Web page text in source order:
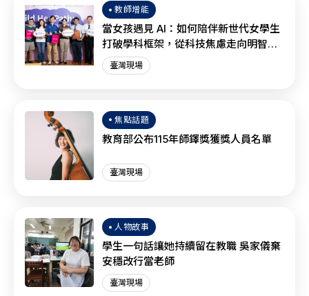
教師增能
當女孩遇見 AI：如何陪伴新世代女學生
打破學科框架，從科技焦慮走向明智協
作？
臺灣現場
焦點話題
教育部公布115年師鐸獎獲獎人員名單
臺灣現場
人物故事
學生一句話讓她持續留在教職 吳家儀棄
安穩改行當老師
臺灣現場